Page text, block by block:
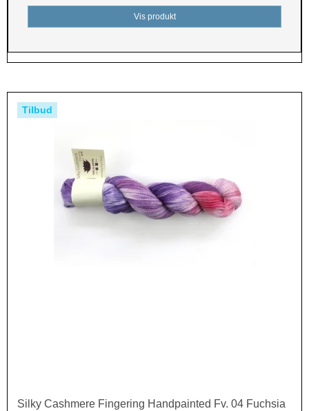
Vis produkt
Tilbud
Silky Cashmere Fingering Handpainted Fv. 04 Fuchsia